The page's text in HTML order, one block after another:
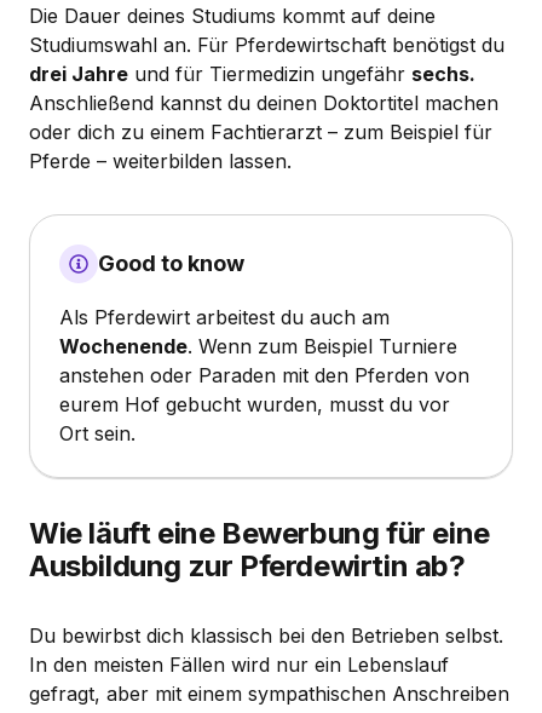
Die Dauer deines Studiums kommt auf deine
Studiumswahl an. Für Pferdewirtschaft benötigst du
drei Jahre und für Tiermedizin ungefähr sechs.
Anschließend kannst du deinen Doktortitel machen
oder dich zu einem Fachtierarzt – zum Beispiel für
Pferde – weiterbilden lassen.
Good to know
Als Pferdewirt arbeitest du auch am
Wochenende. Wenn zum Beispiel Turniere
anstehen oder Paraden mit den Pferden von
eurem Hof gebucht wurden, musst du vor
Ort sein.
Wie läuft eine Bewerbung für eine
Ausbildung zur Pferdewirtin ab?
Du bewirbst dich klassisch bei den Betrieben selbst.
In den meisten Fällen wird nur ein Lebenslauf
gefragt, aber mit einem sympathischen Anschreiben